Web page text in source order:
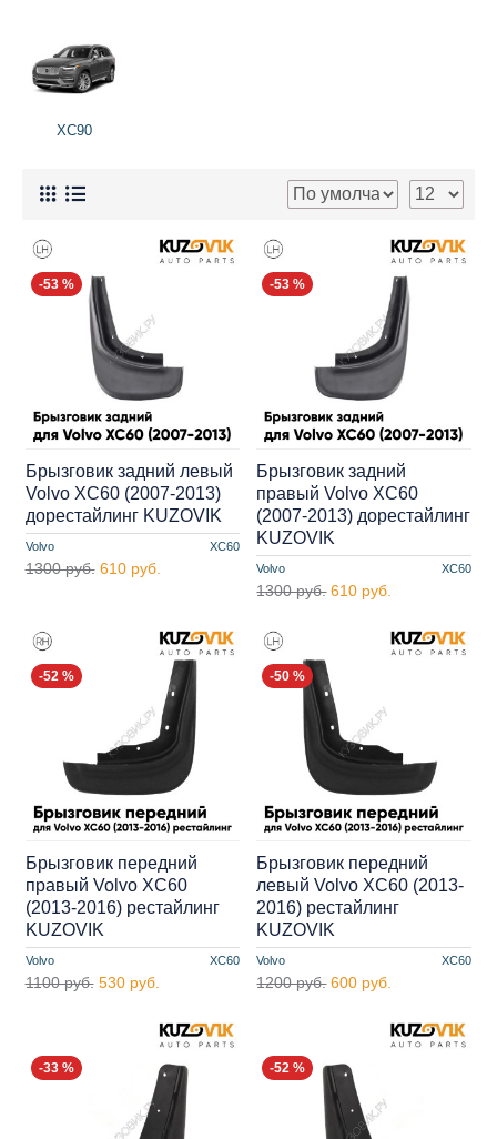
XC90
-53 %
Volvo XC60
Брызговик задний левый
Volvo XC60 (2007-2013)
дорестайлинг KUZOVIK
1300 руб. 610 руб.
-53 %
Volvo XC60
Брызговик задний
правый Volvo XC60
(2007-2013) дорестайлинг
KUZOVIK
1300 руб. 610 руб.
-52 %
Volvo XC60
Брызговик передний
правый Volvo XC60
(2013-2016) рестайлинг
KUZOVIK
1100 руб. 530 руб.
-50 %
Volvo XC60
Брызговик передний
левый Volvo XC60 (2013-
2016) рестайлинг
KUZOVIK
1200 руб. 600 руб.
-33 % -52 %